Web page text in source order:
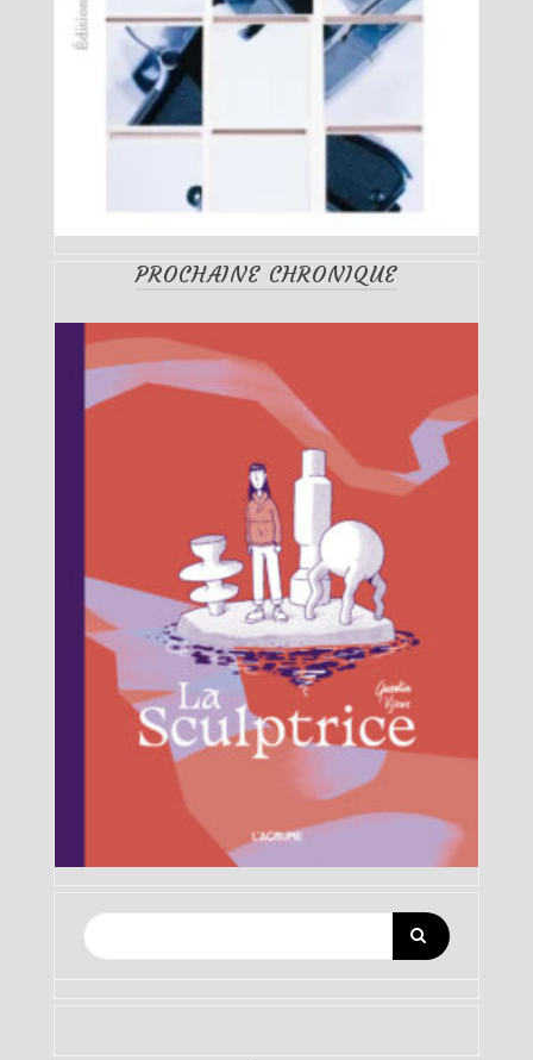
PROCHAINE CHRONIQUE